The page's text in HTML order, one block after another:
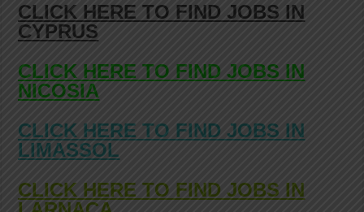
CLICK HERE TO FIND JOBS IN
CYPRUS
CLICK HERE TO FIND JOBS IN
NICOSIA
CLICK HERE TO FIND JOBS IN
LIMASSOL
CLICK HERE TO FIND JOBS IN